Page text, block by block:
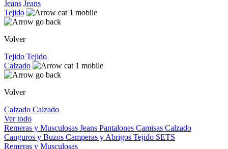
Jeans Jeans
Tejido
Volver
Tejido Tejido
Calzado
Volver
Calzado Calzado
Ver todo
Remeras y Musculosas Jeans Pantalones Camisas Calzado
Canguros y Buzos Camperas y Abrigos Tejido SETS
Remeras y Musculosas